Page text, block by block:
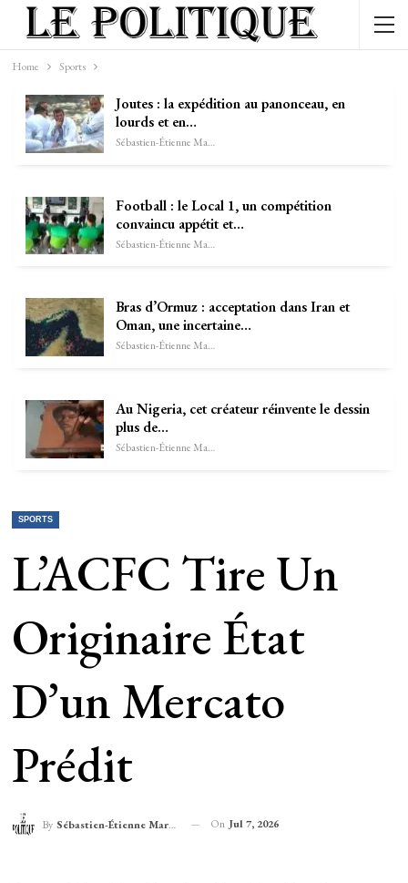
Home Sports
Joutes : la expédition au panonceau, en
lourds et en…
Sébastien-Étienne Marechal
Football : le Local 1, un compétition
convaincu appétit et…
Sébastien-Étienne Marechal
Bras d’Ormuz : acceptation dans Iran et
Oman, une incertaine…
Sébastien-Étienne Marechal
Au Nigeria, cet créateur réinvente le dessin
plus de…
Sébastien-Étienne Marechal
SPORTS
L’ACFC Tire Un
Originaire État
D’un Mercato
Prédit
By Sébastien-Étienne Marechal On Jul 7, 2026